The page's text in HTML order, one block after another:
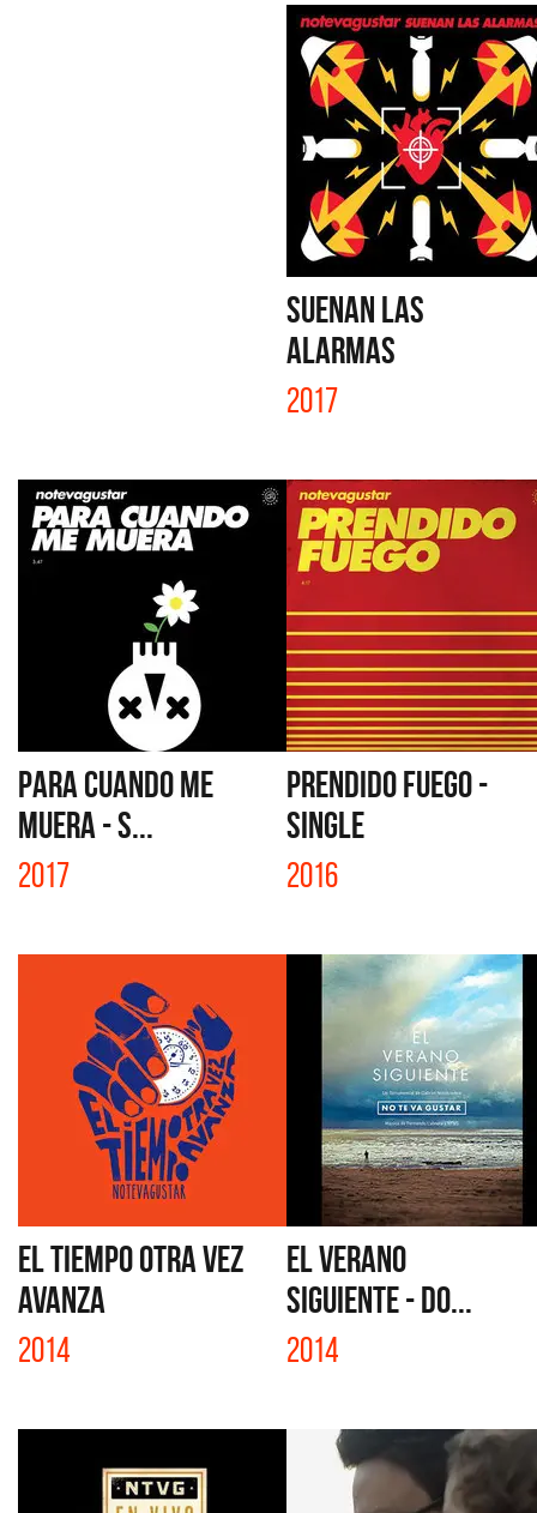
SUENAN LAS
ALARMAS
2017
PARA CUANDO ME
MUERA - S...
2017
PRENDIDO FUEGO -
SINGLE
2016
EL TIEMPO OTRA VEZ
AVANZA
2014
EL VERANO
SIGUIENTE - DO...
2014